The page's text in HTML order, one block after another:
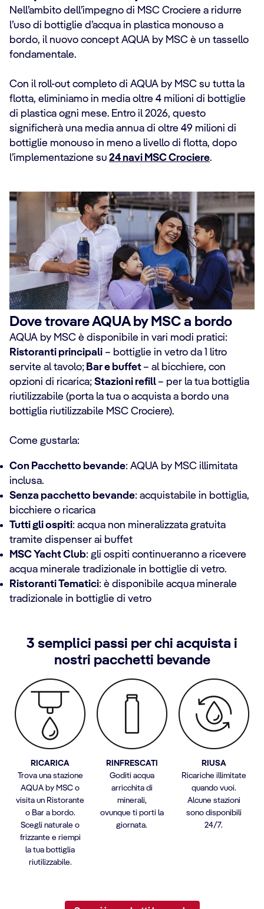
Nell’ambito dell’impegno di MSC Crociere a ridurre
l’uso di bottiglie d’acqua in plastica monouso a
bordo, il nuovo concept AQUA by MSC è un tassello
fondamentale.
Con il roll-out completo di AQUA by MSC su tutta la
flotta, eliminiamo in media oltre 4 milioni di bottiglie
di plastica ogni mese. Entro il 2026, questo
significherà una media annua di oltre 49 milioni di
bottiglie monouso in meno a livello di flotta, dopo
l’implementazione su 24 navi MSC Crociere.
Dove trovare AQUA by MSC a bordo
AQUA by MSC è disponibile in vari modi pratici:
Ristoranti principali – bottiglie in vetro da 1 litro
servite al tavolo; Bar e buffet – al bicchiere, con
opzioni di ricarica; Stazioni refill – per la tua bottiglia
riutilizzabile (porta la tua o acquista a bordo una
bottiglia riutilizzabile MSC Crociere).
Come gustarla:
Con Pacchetto bevande: AQUA by MSC illimitata
inclusa.
Senza pacchetto bevande: acquistabile in bottiglia,
bicchiere o ricarica
Tutti gli ospiti: acqua non mineralizzata gratuita
tramite dispenser ai buffet
MSC Yacht Club: gli ospiti continueranno a ricevere
acqua minerale tradizionale in bottiglie di vetro.
Ristoranti Tematici: è disponibile acqua minerale
tradizionale in bottiglie di vetro
3 semplici passi per chi acquista i
nostri pacchetti bevande
RICARICA
Trova una stazione
AQUA by MSC o
visita un Ristorante
o Bar a bordo.
Scegli naturale o
frizzante e riempi
la tua bottiglia
riutilizzabile.
RINFRESCATI
Goditi acqua
arricchita di
minerali,
ovunque ti porti la
giornata.
RIUSA
Ricariche illimitate
quando vuoi.
Alcune stazioni
sono disponibili
24/7.